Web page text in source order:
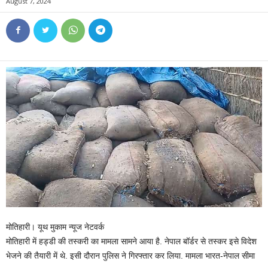
मोतिहारी। यूथ मुकाम न्यूज नेटवर्क
मोतिहारी में हड्डी की तस्करी का मामला सामने आया है. नेपाल बॉर्डर से तस्कर इसे विदेश
भेजने की तैयारी में थे. इसी दौरान पुलिस ने गिरफ्तार कर लिया. मामला भारत-नेपाल सीमा